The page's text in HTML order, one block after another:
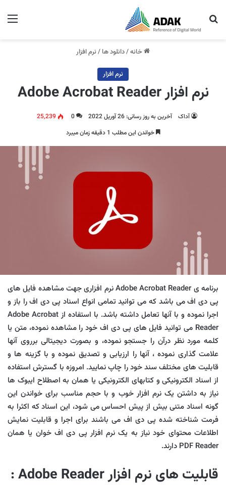
جستجو برای
خانه/دانلود ها / نرم افزار
نرم افزار
نرم افزار Adobe Acrobat Reader
آداک آخرین به روز رسانی: 26 آوریل 2022 0
25,239
خواندن این مطلب 1 دقیقه زمان میبرد
برنامه ی Adobe Acrobat Reader نرم افزاری جهت مشاهده فایل های
پی دی اف می باشد که می توانید تمامی انواع اسناد پی دی اف را باز و
اجرا نموده و با آنها تعامل داشته باشد. با استفاده از Adobe Acrobat
Reader می توانید فایل های پی دی اف خود را مشاهده نموده، متن یا
کلمه مورد نظر درآن را جستجو نموده، و بصورت دیجیتالی برروی آنها
علامت گذاری نموده ، آنها را ارزیابی و تصدیق نموده و با گزینه ها و
قابلیت های مختلف سند خود را چاپ نمایید. امروزه با گسترش استفاده
از اسناد الکترونیکی و کتابهای الکترونیکی یا همان به اصطلاح ایبوک ها
نیاز به داشتن یک نرم افزار خوب و با حجم مناسب برای خواندن این
گونه اسناد متنی بیش از پیش احساس می شود، این اسناد که اکثرا به
فرمت شناخته شده پی دی اف می باشند برای اجرا و قابلیت نمایش
اطلاعات محتوای خود نیاز به یک نرم افزار پی دی اف خوان یا همان
PDF Reader دارند.
قابلیت های نرم افزار Adobe Reader :